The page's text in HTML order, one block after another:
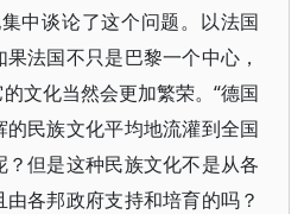
中谈论了这个问题。以法国
法国不只是巴黎一个中心，
文化当然会更加繁荣。“德国
民族文化平均地流灌到全国
但是这种民族文化不是从各
各邦政府支持和培育的吗？